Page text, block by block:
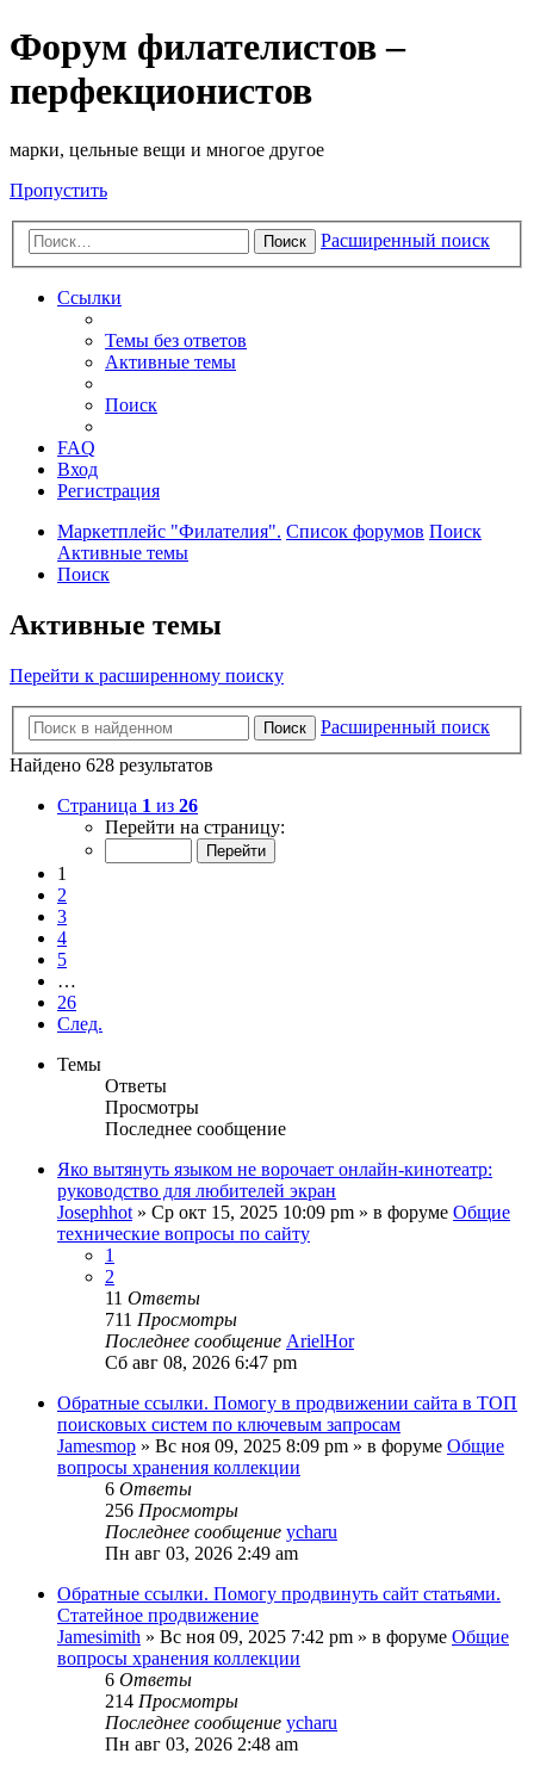
Форум филателистов –
перфекционистов
марки, цельные вещи и многое другое
Пропустить
Поиск Расширенный поиск
Ссылки
Темы без ответов
Активные темы
Поиск
FAQ
Вход
Регистрация
Маркетплейс "Филателия". Список форумов Поиск
Активные темы
Поиск
Активные темы
Перейти к расширенному поиску
Поиск
Расширенный поиск
Найдено 628 результатов
Страница 1 из 26
Перейти на страницу:
1
2
3
4
5
…
26
След.
Темы
Ответы
Просмотры
Последнее сообщение
Яко вытянуть языком не ворочает онлайн-кинотеатр:
руководство для любителей экран
Josephhot » Ср окт 15, 2025 10:09 pm » в форуме Общие
технические вопросы по сайту
1
2
11 Ответы
711 Просмотры
Последнее сообщение ArielHor
Сб авг 08, 2026 6:47 pm
Обратные ссылки. Помогу в продвижении сайта в ТОП
поисковых систем по ключевым запросам
Jamesmop » Вс ноя 09, 2025 8:09 pm » в форуме Общие
вопросы хранения коллекции
6 Ответы
256 Просмотры
Последнее сообщение ycharu
Пн авг 03, 2026 2:49 am
Обратные ссылки. Помогу продвинуть сайт статьями.
Статейное продвижение
Jamesimith » Вс ноя 09, 2025 7:42 pm » в форуме Общие
вопросы хранения коллекции
6 Ответы
214 Просмотры
Последнее сообщение ycharu
Пн авг 03, 2026 2:48 am